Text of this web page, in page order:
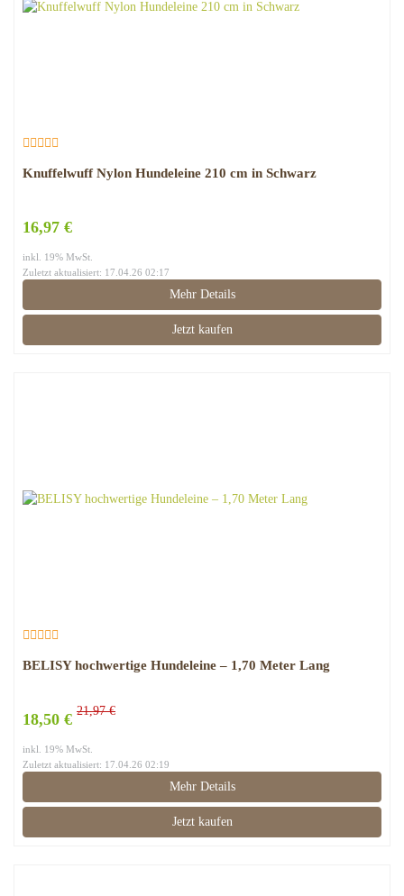
Knuffelwuff Nylon Hundeleine 210 cm in Schwarz
16,97 €
inkl. 19% MwSt.
Zuletzt aktualisiert: 17.04.26 02:17
Mehr Details
Jetzt kaufen
BELISY hochwertige Hundeleine – 1,70 Meter Lang
18,50 € 21,97 €
inkl. 19% MwSt.
Zuletzt aktualisiert: 17.04.26 02:19
Mehr Details
Jetzt kaufen